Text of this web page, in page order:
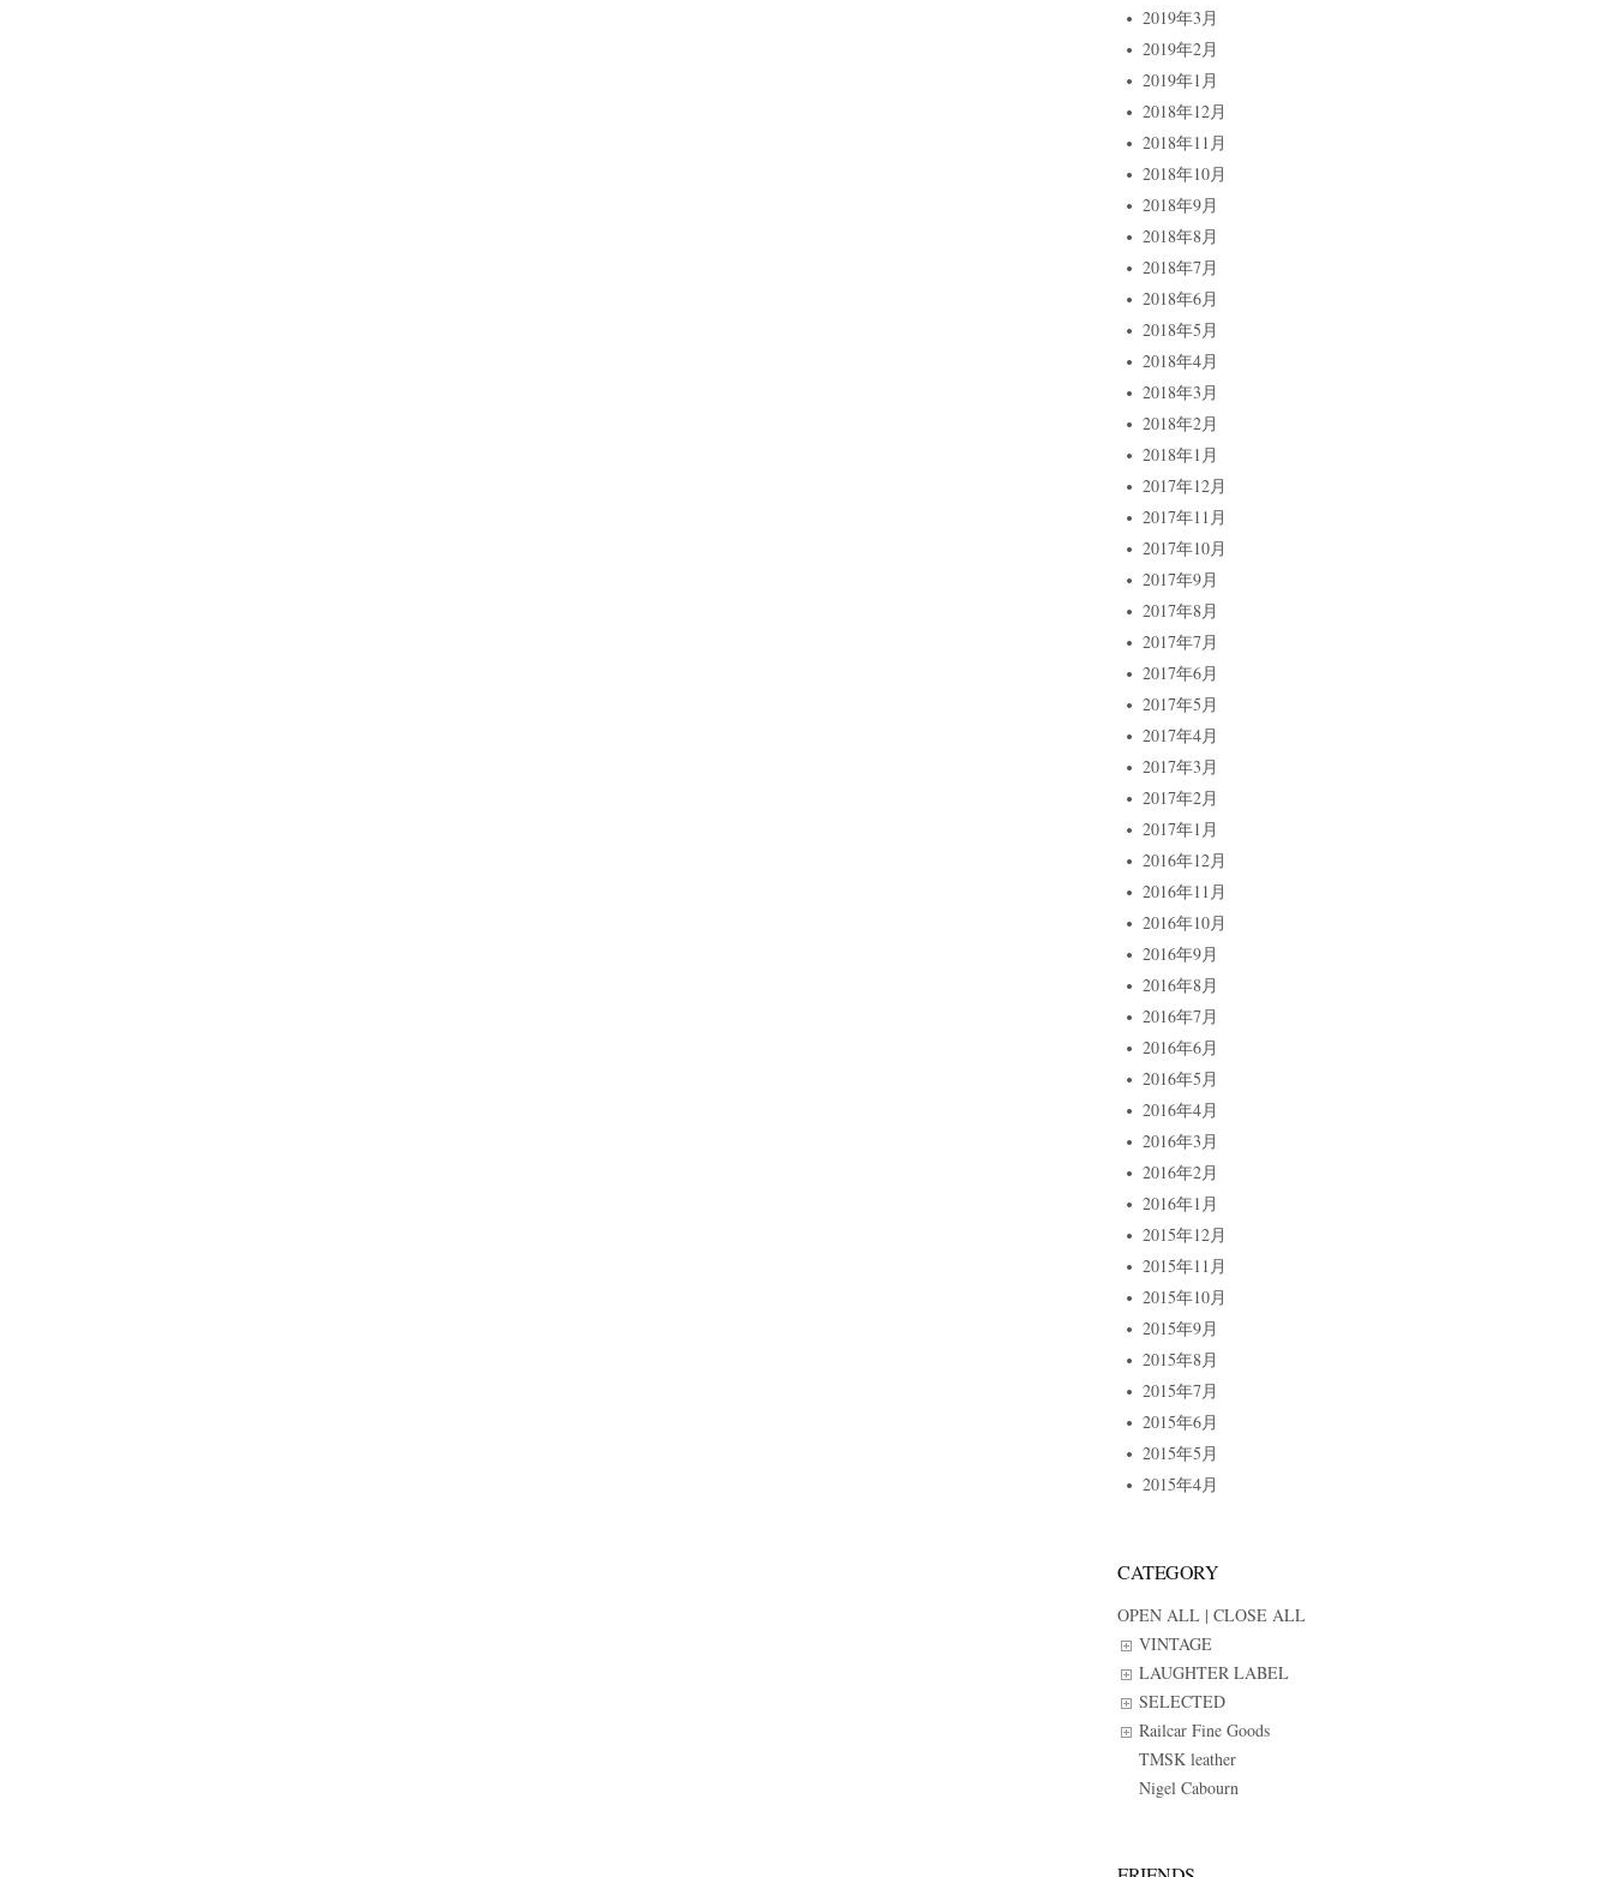
2019年3月
2019年2月
2019年1月
2018年12月
2018年11月
2018年10月
2018年9月
2018年8月
2018年7月
2018年6月
2018年5月
2018年4月
2018年3月
2018年2月
2018年1月
2017年12月
2017年11月
2017年10月
2017年9月
2017年8月
2017年7月
2017年6月
2017年5月
2017年4月
2017年3月
2017年2月
2017年1月
2016年12月
2016年11月
2016年10月
2016年9月
2016年8月
2016年7月
2016年6月
2016年5月
2016年4月
2016年3月
2016年2月
2016年1月
2015年12月
2015年11月
2015年10月
2015年9月
2015年8月
2015年7月
2015年6月
2015年5月
2015年4月
CATEGORY
OPEN ALL | CLOSE ALL
VINTAGE
LAUGHTER LABEL
SELECTED
Railcar Fine Goods
TMSK leather
Nigel Cabourn